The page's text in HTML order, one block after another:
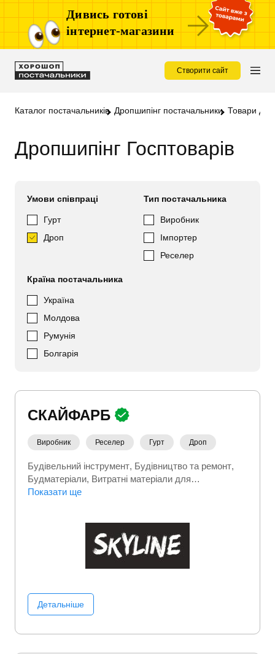
Дивись готові
інтернет-магазини
Створити сайт
Каталог постачальників Дропшипінг постачальники Товари
Дропшипінг Госптоварів
Умови співпраці
Гурт
Дроп
Тип постачальника
Виробник
Імпортер
Реселер
Країна постачальника
Україна
Молдова
Румунія
Болгарія
СКАЙФАРБ
Виробник Реселер Гурт Дроп
Будівельний інструмент Будівництво та ремонт
Будматеріали Витратні матеріали для
інструментів
Показати ще
Детальніше